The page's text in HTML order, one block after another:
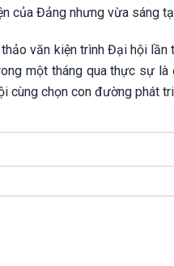
của Đảng nhưng vừa sáng
văn kiện trình Đại hội
một tháng qua thực sự
cùng chọn con đường phát